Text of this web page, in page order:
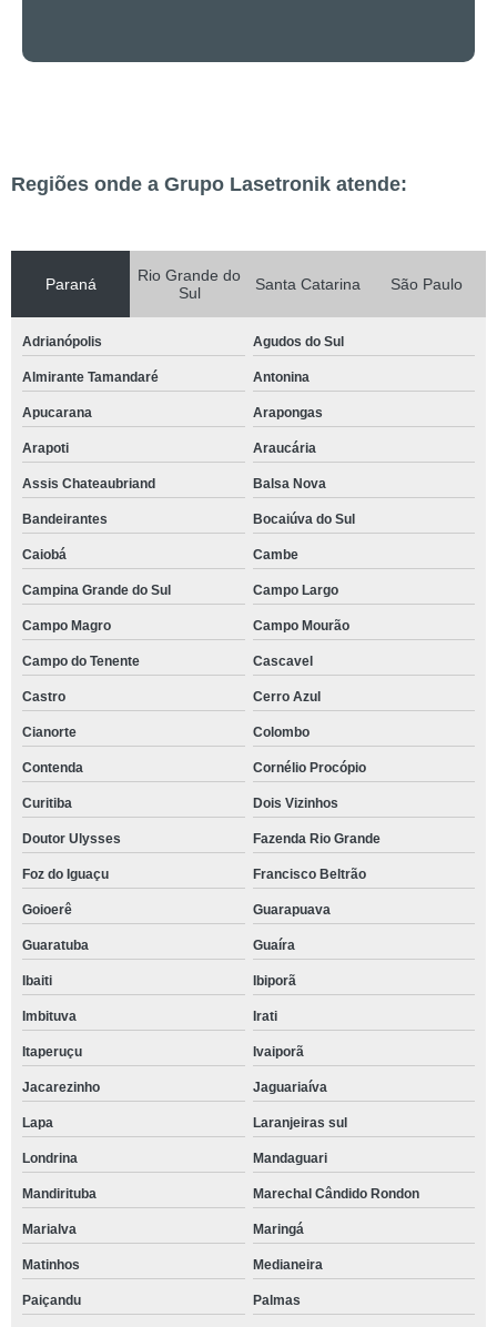
Regiões onde a Grupo Lasetronik atende:
Paraná
Rio Grande do
Sul
Santa Catarina São Paulo
Adrianópolis Agudos do Sul
Almirante Tamandaré Antonina
Apucarana Arapongas
Arapoti Araucária
Assis Chateaubriand Balsa Nova
Bandeirantes Bocaiúva do Sul
Caiobá Cambe
Campina Grande do Sul Campo Largo
Campo Magro Campo Mourão
Campo do Tenente Cascavel
Castro Cerro Azul
Cianorte Colombo
Contenda Cornélio Procópio
Curitiba Dois Vizinhos
Doutor Ulysses Fazenda Rio Grande
Foz do Iguaçu Francisco Beltrão
Goioerê Guarapuava
Guaratuba Guaíra
Ibaiti Ibiporã
Imbituva Irati
Itaperuçu Ivaiporã
Jacarezinho Jaguariaíva
Lapa Laranjeiras sul
Londrina Mandaguari
Mandirituba Marechal Cândido Rondon
Marialva Maringá
Matinhos Medianeira
Paiçandu Palmas